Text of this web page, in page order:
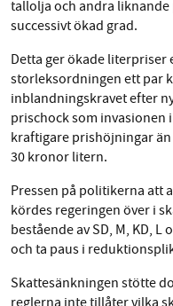
tallolja och andra
successivt ökad grad.
Detta ger ökade
storleksordningen ett par
inblandningskravet efter
prischock som invasionen
kraftigare prishöjningar
30 kronor litern.
Pressen på politikerna att
kördes regeringen över i
bestående av SD, M, KD,
och ta paus i
Skattesänkningen stötte